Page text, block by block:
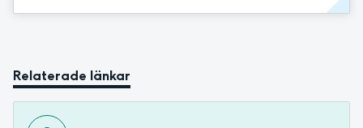
Relaterade länkar